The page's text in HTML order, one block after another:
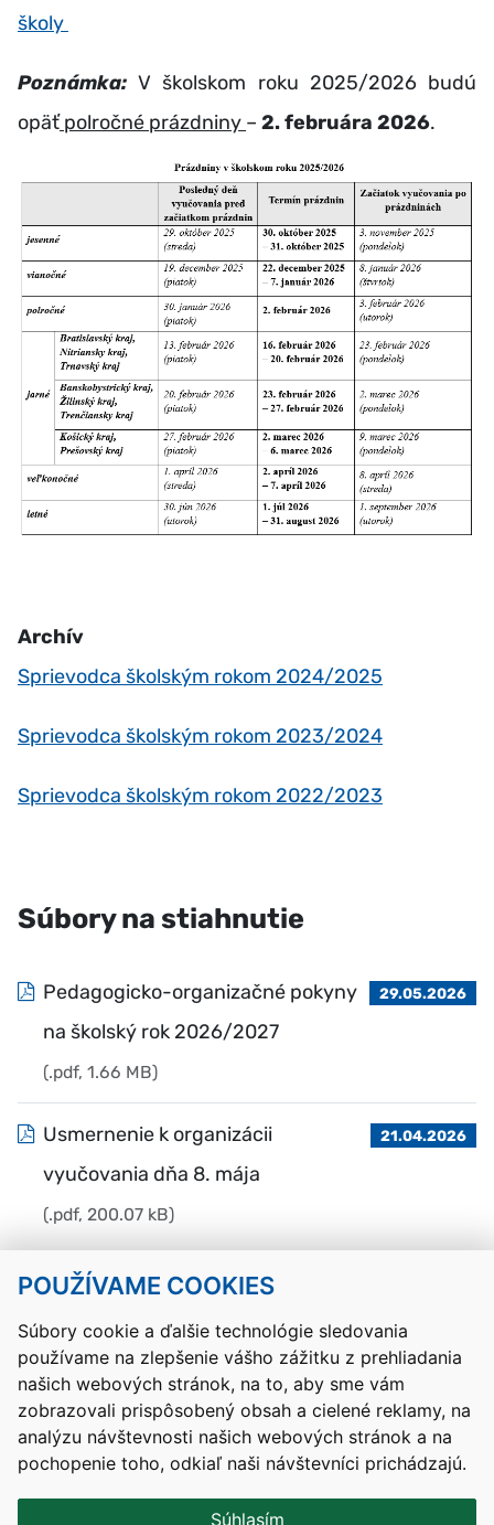
POUŽÍVAME COOKIES
Súbory cookie a ďalšie technológie sledovania
používame na zlepšenie vášho zážitku z prehliadania
našich webových stránok, na to, aby sme vám
zobrazovali prispôsobený obsah a cielené reklamy, na
analýzu návštevnosti našich webových stránok a na
pochopenie toho, odkiaľ naši návštevníci prichádzajú.
Súhlasím
školy
Poznámka:V školskom roku 2025/2026 budú
opäťpolročné prázdniny – 2. februára 2026.
Archív
Sprievodca školským rokom 2024/2025
Sprievodca školským rokom 2023/2024
Sprievodca školským rokom 2022/2023
Súbory na stiahnutie
Pedagogicko-organizačné pokyny
na školský rok 2026/2027
(.pdf, 1.66 MB)
29.05.2026
Usmernenie k organizácii
vyučovania dňa 8. mája
(.pdf, 200.07 kB)
21.04.2026
Kontakty Mapa stránky RSS
Vyhlásenie o prístupnosti
Nastavenia cookies
Prevádzkovateľom služby je Ministerstvo školstva, výskumu,
vývoja a mládeže Slovenskej republiky.